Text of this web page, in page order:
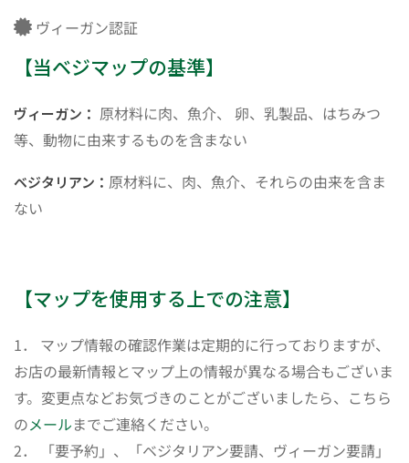
ヴィーガン認証
【当ベジマップの基準】
ヴィーガン： 原材料に肉、魚介、 卵、乳製品、はちみつ
等、動物に由来するものを含まない
ベジタリアン： 原材料に、肉、魚介、それらの由来を含ま
ない
【マップを使用する上での注意】
1． マップ情報の確認作業は定期的に行っておりますが、
お店の最新情報とマップ上の情報が異なる場合もございま
す。変更点などお気づきのことがございましたら、こちら
のメールまでご連絡ください。
2． 「要予約」、「ベジタリアン要請、ヴィーガン要請」